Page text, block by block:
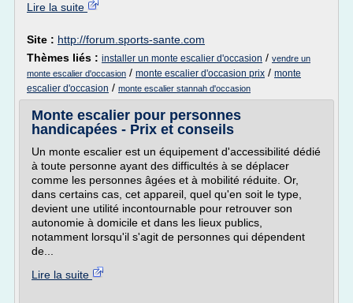
Lire la suite
Site : http://forum.sports-sante.com
Thèmes liés : installer un monte escalier d'occasion / vendre un
monte escalier d'occasion / monte escalier d'occasion prix / monte
escalier d'occasion / monte escalier stannah d'occasion
Monte escalier pour personnes
handicapées - Prix et conseils
Un monte escalier est un équipement d'accessibilité dédié
à toute personne ayant des difficultés à se déplacer
comme les personnes âgées et à mobilité réduite. Or,
dans certains cas, cet appareil, quel qu'en soit le type,
devient une utilité incontournable pour retrouver son
autonomie à domicile et dans les lieux publics,
notamment lorsqu'il s'agit de personnes qui dépendent
de...
Lire la suite